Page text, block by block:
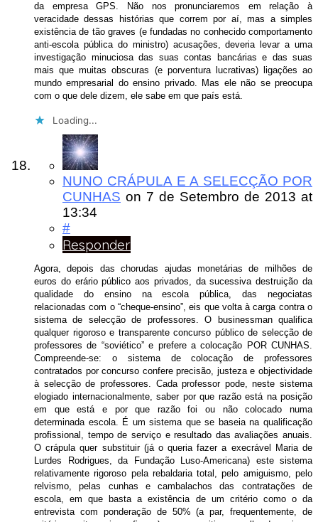
da empresa GPS. Não nos pronunciaremos em relação à
veracidade dessas histórias que correm por aí, mas a simples
existência de tão graves (e fundadas no conhecido comportamento
anti-escola pública do ministro) acusações, deveria levar a uma
investigação minuciosa das suas contas bancárias e das suas
mais que muitas obscuras (e porventura lucrativas) ligações ao
mundo empresarial do ensino privado. Mas ele não se preocupa
com o que dele dizem, ele sabe em que país está.
Loading...
NUNO CRÁPULA E A SELECÇÃO POR
CUNHAS on 7 de Setembro de 2013 at
13:34
#
Responder
Agora, depois das chorudas ajudas monetárias de milhões de
euros do erário público aos privados, da sucessiva destruição da
qualidade do ensino na escola pública, das negociatas
relacionadas com o “cheque-ensino”, eis que volta à carga contra o
sistema de selecção de professores. O businessman qualifica
qualquer rigoroso e transparente concurso público de selecção de
professores de “soviético” e prefere a colocação POR CUNHAS.
Compreende-se: o sistema de colocação de professores
contratados por concurso confere precisão, justeza e objectividade
à selecção de professores. Cada professor pode, neste sistema
elogiado internacionalmente, saber por que razão está na posição
em que está e por que razão foi ou não colocado numa
determinada escola. É um sistema que se baseia na qualificação
profissional, tempo de serviço e resultado das avaliações anuais.
O crápula quer substituir (já o queria fazer a execrável Maria de
Lurdes Rodrigues, da Fundação Luso-Americana) este sistema
relativamente rigoroso pela rebaldaria total, pelo amiguismo, pelo
relvismo, pelas cunhas e cambalachos das contratações de
escola, em que basta a existência de um critério como o da
entrevista com ponderação de 50% (a par, frequentemente, de